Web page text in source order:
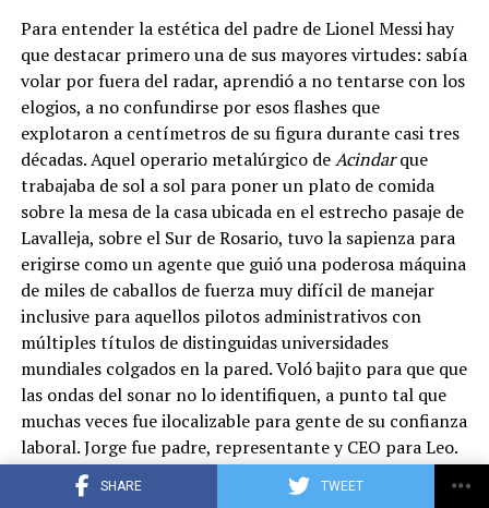
SHARE TWEET
Siete meses después llegó su primer gol: lo marcó el
primero de mayo de 2005 ante Albacete, tras recibir una
asistencia de Ronaldinho. Aquella temporada 2004/05 el
rosarino jugó en total 77 minutos y festejó el primero de
sus 23 títulos con el conjunto catalán, en el cual fue
dirigido luego por otros cuatro entrenadores: además de
Rijkaard lo dirigieron Josep Guardiola, Tito Vilanova,
Gerardo Martino y Luis Enrique.
Serían 17 años de Messi en el Barcelona, llenos de
conquistas, distinciones individuales (ocho veces ganó el
Balón de Oro) y de goles: 672 en 778 partidos. Entre los
45 títulos que ganó en toda su carrera, 29 fueron con el
Barsa.
Para entender la estética del padre de Lionel Messi hay
que destacar primero una de sus mayores virtudes: sabía
volar por fuera del radar, aprendió a no tentarse con los
elogios, a no confundirse por esos flashes que
explotaron a centímetros de su figura durante casi tres
décadas. Aquel operario metalúrgico deAcindarque
trabajaba de sol a sol para poner un plato de comida
sobre la mesa de la casa ubicada en el estrecho pasaje de
Lavalleja, sobre el Sur de Rosario, tuvo la sapienza para
erigirse como un agente que guió una poderosa máquina
de miles de caballos de fuerza muy difícil de manejar
inclusive para aquellos pilotos administrativos con
múltiples títulos de distinguidas universidades
mundiales colgados en la pared. Voló bajito para que que
las ondas del sonar no lo identifiquen, a punto tal que
muchas veces fue ilocalizable para gente de su confianza
laboral. Jorge fue padre, representante y CEO para Leo.
En ese orden.